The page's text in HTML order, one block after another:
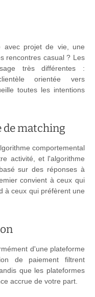
avec projet de vie, une
rencontres casual ? Les
très différentes :
orientée vers
toutes les intentions
de matching
comportemental
activité, et l'algorithme
sur des réponses à
convient à ceux qui
à ceux qui préfèrent une
d'une plateforme
de paiement filtrent
que les plateformes
accrue de votre part.